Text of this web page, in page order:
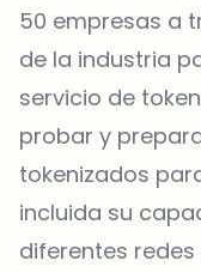
50 empresas a
de la industria
servicio de
probar y
tokenizados
incluida su
diferentes